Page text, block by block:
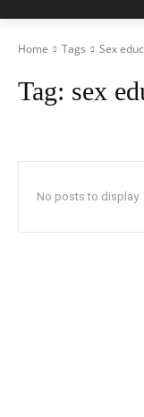
Home Tags Sex
Tag: sex
No posts to display